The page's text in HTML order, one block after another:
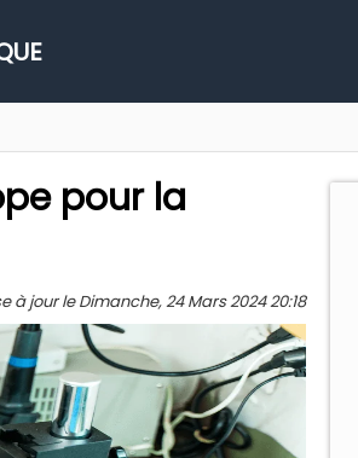
pour la
à jour le Dimanche, 24 Mars 2024 20:18